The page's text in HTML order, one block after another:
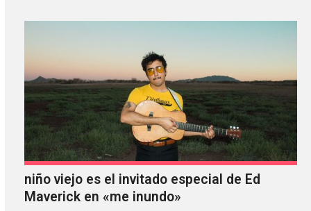
niño viejo es el invitado especial de Ed
Maverick en «me inundo»